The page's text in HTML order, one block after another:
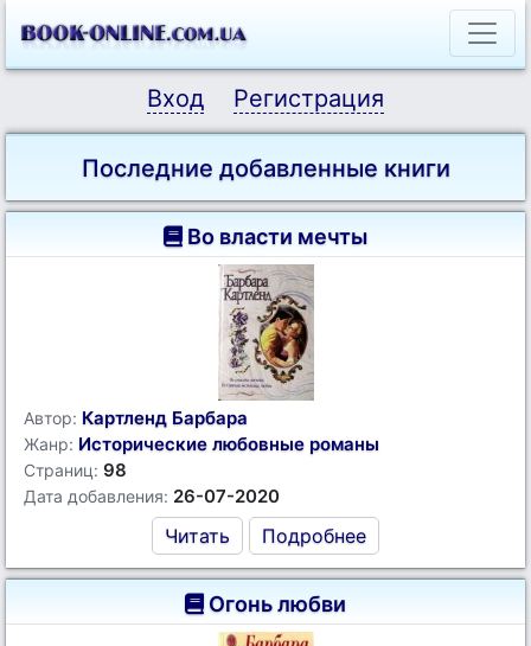
Вход Регистрация
Последние добавленные книги
Во власти мечты
Автор: Картленд Барбара
Жанр: Исторические любовные романы
Страниц: 98
Дата добавления: 26-07-2020
Читать Подробнее
Огонь любви